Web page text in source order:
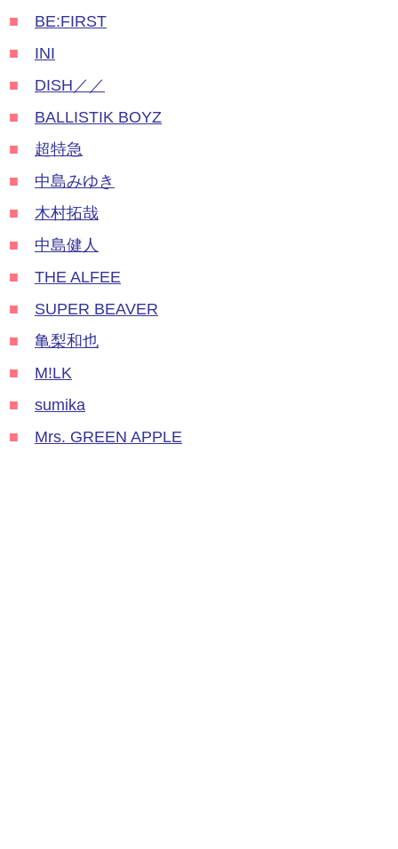
■
BE:FIRST
■
INI
■
DISH／／
■
BALLISTIK BOYZ
■
超特急
■
中島みゆき
■
木村拓哉
■
中島健人
■
THE ALFEE
■
SUPER BEAVER
■
亀梨和也
■
M!LK
■
sumika
■
Mrs. GREEN APPLE